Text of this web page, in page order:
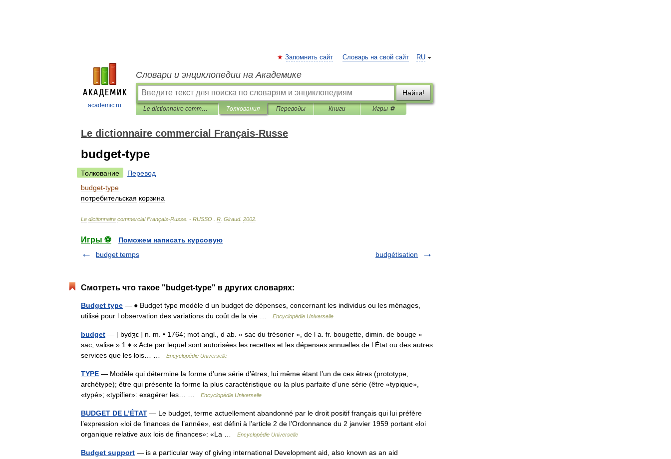
academic.ru
RU
Запомнить сайт Словарь на свой сайт
Словари и энциклопедии на Академике
Найти!
Le dictionnaire commercial Français-Russe Толкования Переводы Книги Игры ⚽
Le dictionnaire commercial Français-Russe
budget-type
Толкование
Перевод
budget-type
потребительская корзина
Le dictionnaire commercial Français-Russe . - RUSSO R Giraud. 2002
Игры ⚽
Поможем написать курсовую
budget temps
budgétisation
Смотреть что такое "budget-type" в других словарях:
Budget type — ● Budget type modèle d un budget de dépenses, concernant les individus ou les ménages,
utilisé pour l observation des variations du coût de la vie …
Encyclopédie Universelle
budget — [ bydʒɛ ] n. m. • 1764; mot angl., d ab. « sac du trésorier », de l a. fr. bougette, dimin. de bouge «
sac, valise » 1 ♦ « Acte par lequel sont autorisées les recettes et les dépenses annuelles de l État ou des autres
services que les lois… …
Encyclopédie Universelle
TYPE — Modèle qui détermine la forme d’une série d’êtres, lui même étant l’un de ces êtres (prototype,
archétype); être qui présente la forme la plus caractéristique ou la plus parfaite d’une série (être «typique»,
«typé»; «typifier»: exagérer les… …
Encyclopédie Universelle
BUDGET DE L’ÉTAT — Le budget, terme actuellement abandonné par le droit positif français qui lui préfère
l’expression «loi de finances de l’année», est défini à l’article 2 de l’Ordonnance du 2 janvier 1959 portant «loi
organique relative aux lois de finances»: «La …
Encyclopédie Universelle
Budget support — is a particular way of giving international Development aid, also known as an aid